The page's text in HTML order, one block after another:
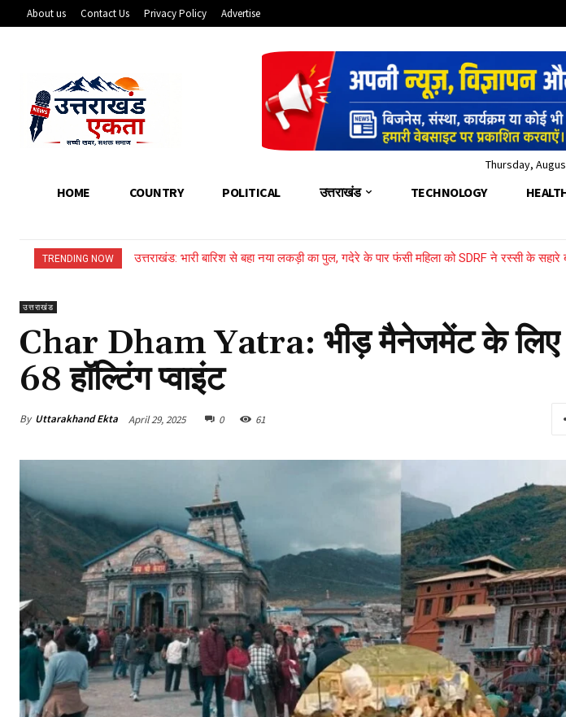
About us Contact Us Privacy Policy Advertise
Thursday,
HOME COUNTRY POLITICAL उत्तराखंड TECHNOLOGY
TRENDING NOW उत्तराखंड: भारी बारिश से बहा नया लकड़ी का पुल, गदेरे के पार फंसी महिला को SDRF ने रस्सी के सहारे
उत्तराखंड विधानसभा चुनाव 2027: भाजपा इस महीने शुरू करेगी ‘बूथ जीतो अभियान’, विकास
उत्तराखंड
Char Dham Yatra: भीड़ मैनेजमेंट के लिए
68 हॉल्टिंग प्वाइंट
By Uttarakhand Ekta April 29, 2025 0 61